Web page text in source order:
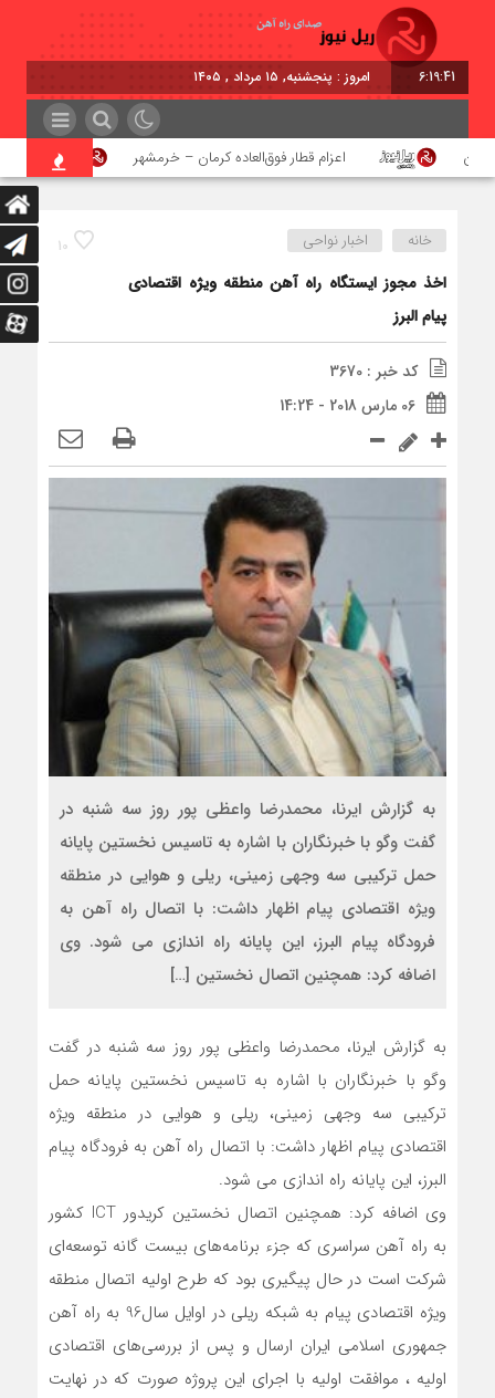
6:19:42 امروز : پنجشنبه, ۱۵ مرداد , ۱۴۰۵
اعزام قطار فوق‌العاده کرمان – خرمشهر
10 خانه اخبار نواحی
اخذ مجوز ایستگاه راه آهن منطقه ویژه اقتصادی
پیام البرز
کد خبر : 3670
06 مارس 2018 - 14:24
به گزارش ایرنا، محمدرضا واعظی پور روز سه شنبه در
گفت وگو با خبرنگاران با اشاره به تاسیس نخستین پایانه
حمل ترکیبی سه وجهی زمینی، ریلی و هوایی در منطقه
ویژه اقتصادی پیام اظهار داشت: با اتصال راه آهن به
فرودگاه پیام البرز، این پایانه راه اندازی می شود. وی
اضافه کرد: همچنین اتصال نخستین […]
به گزارش ایرنا، محمدرضا واعظی پور روز سه شنبه در گفت
وگو با خبرنگاران با اشاره به تاسیس نخستین پایانه حمل
ترکیبی سه وجهی زمینی، ریلی و هوایی در منطقه ویژه
اقتصادی پیام اظهار داشت: با اتصال راه آهن به فرودگاه پیام
البرز، این پایانه راه اندازی می شود.
وی اضافه کرد: همچنین اتصال نخستین کریدور ICT کشور
به راه آهن سراسری که جزء برنامه‌های بیست گانه توسعه‌ای
شرکت است در حال پیگیری بود که طرح اولیه اتصال منطقه
ویژه اقتصادی پیام به شبکه ریلی در اوایل سال96 به راه آهن
جمهوری اسلامی ایران ارسال و پس از بررسی‌های اقتصادی
اولیه ، موافقت اولیه با اجرای این پروژه صورت که در نهایت